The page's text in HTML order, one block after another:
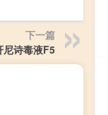
下一篇
尼诗毒液F5